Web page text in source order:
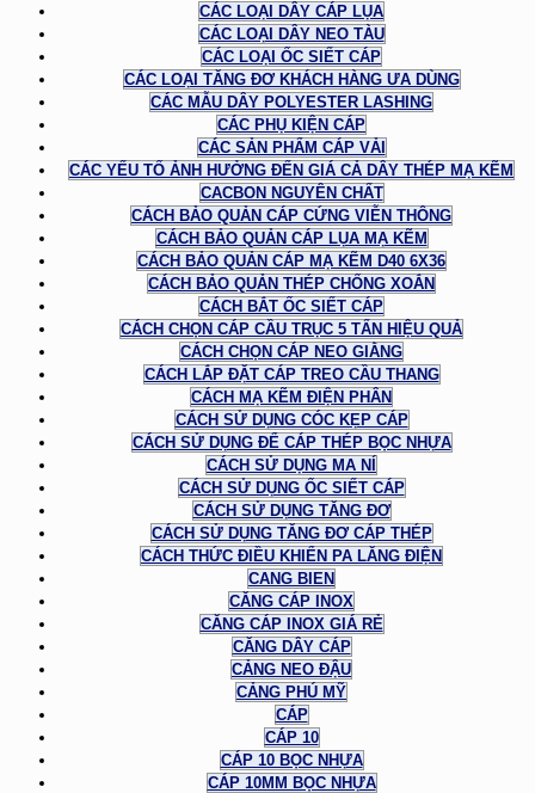
CÁC LOẠI DÂY CÁP LỤA
CÁC LOẠI DÂY NEO TÀU
CÁC LOẠI ỐC SIẾT CÁP
CÁC LOẠI TĂNG ĐƠ KHÁCH HÀNG ƯA DÙNG
CÁC MẪU DÂY POLYESTER LASHING
CÁC PHỤ KIỆN CÁP
CÁC SẢN PHẨM CÁP VẢI
CÁC YẾU TỐ ẢNH HƯỞNG ĐẾN GIÁ CẢ DÂY THÉP MẠ KẼM
CACBON NGUYÊN CHẤT
CÁCH BẢO QUẢN CÁP CỨNG VIỄN THÔNG
CÁCH BẢO QUẢN CÁP LỤA MẠ KẼM
CÁCH BẢO QUẢN CÁP MẠ KẼM D40 6X36
CÁCH BẢO QUẢN THÉP CHỐNG XOẮN
CÁCH BẮT ỐC SIẾT CÁP
CÁCH CHỌN CÁP CẦU TRỤC 5 TẤN HIỆU QUẢ
CÁCH CHỌN CÁP NEO GIẰNG
CÁCH LẮP ĐẶT CÁP TREO CẦU THANG
CÁCH MẠ KẼM ĐIỆN PHÂN
CÁCH SỬ DỤNG CÓC KẸP CÁP
CÁCH SỬ DỤNG ĐỂ CÁP THÉP BỌC NHỰA
CÁCH SỬ DỤNG MA NÍ
CÁCH SỬ DỤNG ỐC SIẾT CÁP
CÁCH SỬ DỤNG TĂNG ĐƠ
CÁCH SỬ DỤNG TĂNG ĐƠ CÁP THÉP
CÁCH THỨC ĐIỀU KHIỂN PA LĂNG ĐIỆN
CANG BIEN
CĂNG CÁP INOX
CĂNG CÁP INOX GIÁ RẺ
CĂNG DÂY CÁP
CẢNG NEO ĐẬU
CẢNG PHÚ MỸ
CÁP
CÁP 10
CÁP 10 BỌC NHỰA
CÁP 10MM BỌC NHỰA